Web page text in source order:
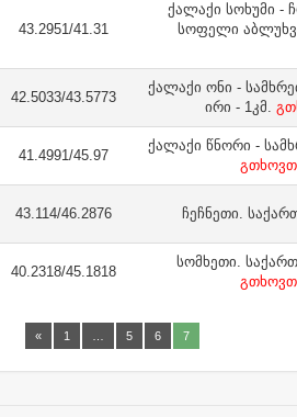
43.2951/41.31
ქალაქი სოხუმი -
სოფელი
42.5033/43.5773
ქალაქი ონი -
ირი - 1კმ.
41.4991/45.97
ქალაქი წნორი -
გთხოვთ
43.114/46.2876 ჩეჩნეთი.
40.2318/45.1818
სომხეთი.
გთხოვთ
« 1 5 6 7